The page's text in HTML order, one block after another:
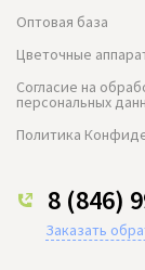
Оптовая база
Цветочные
Согласие на
персональных
Политика
8 (846)
Заказать